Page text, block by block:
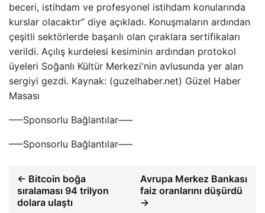
beceri, istihdam ve profesyonel istihdam konularında
kurslar olacaktır” diye açıkladı. Konuşmaların ardından
çeşitli sektörlerde başarılı olan çıraklara sertifikaları
verildi. Açılış kurdelesi kesiminin ardından protokol
üyeleri Soğanlı Kültür Merkezi'nin avlusunda yer alan
sergiyi gezdi. Kaynak: (guzelhaber.net) Güzel Haber
Masası
—–Sponsorlu Bağlantılar—–
—–Sponsorlu Bağlantılar—–
← Bitcoin boğa
sıralaması 94 trilyon
dolara ulaştı
Avrupa Merkez Bankası
faiz oranlarını düşürdü
→